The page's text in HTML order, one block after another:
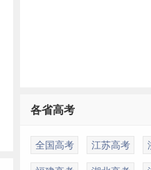
各省高考
全国高考 江苏高考